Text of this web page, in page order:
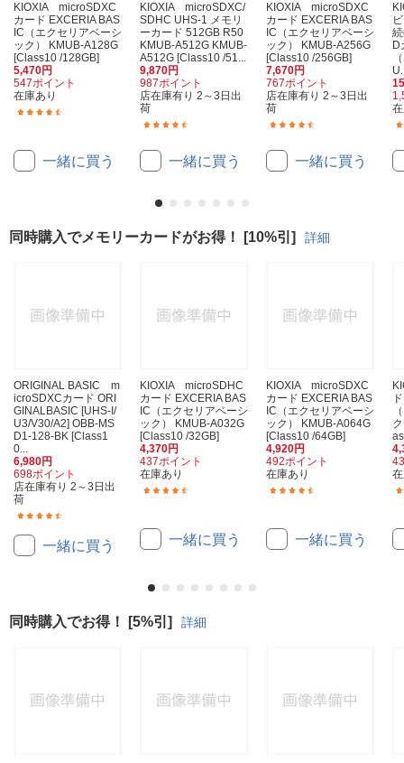
KIOXIA microSDXC
カード EXCERIA BAS
IC（エクセリアベーシ
ック） KMUB-A128G
[Class10 /128GB]
5,470円
547ポイント
在庫あり
一緒に買う
KIOXIA microSDXC/
SDHC UHS-1 メモリ
ーカード 512GB R50
KMUB-A512G KMUB-
A512G [Class10 /51...
9,870円
987ポイント
店在庫有り 2～3日出
荷
一緒に買う
KIOXIA microSDXC
カード EXCERIA BAS
IC（エクセリアベーシ
ック） KMUB-A256G
[Class10 /256GB]
7,670円
767ポイント
店在庫有り 2～3日出
荷
一緒に買う
D
同時購入でメモリーカードがお得！ [10%引] 詳細
ORIGINAL BASIC m
icroSDXCカード ORI
GINALBASIC [UHS-I/
U3/V30/A2] OBB-MS
D1-128-BK [Class1
0...
6,980円
698ポイント
店在庫有り 2～3日出
荷
一緒に買う
KIOXIA microSDHC
カード EXCERIA BAS
IC（エクセリアベーシ
ック） KMUB-A032G
[Class10 /32GB]
4,370円
437ポイント
在庫あり
一緒に買う
KIOXIA microSDXC
カード EXCERIA BAS
IC（エクセリアベーシ
ック） KMUB-A064G
[Class10 /64GB]
4,920円
492ポイント
在庫あり
一緒に買う
同時購入でお得！ [5%引] 詳細